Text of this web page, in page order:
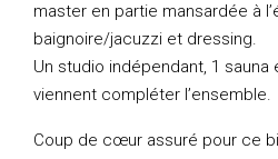
master en partie mansardée à
baignoire/jacuzzi et dressing.
Un studio indépendant, 1 sauna
viennent compléter l’ensemble.
Coup de cœur assuré pour ce